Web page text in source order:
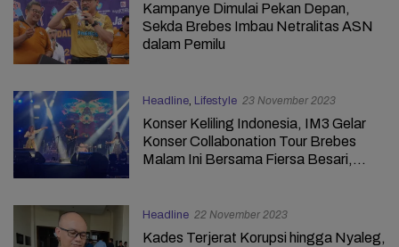
Kampanye Dimulai Pekan Depan,
Sekda Brebes Imbau Netralitas ASN
dalam Pemilu
Headline, Lifestyle 23 November 2023
Konser Keliling Indonesia, IM3 Gelar
Konser Collabonation Tour Brebes
Malam Ini Bersama Fiersa Besari,
Headline 22 November 2023
Kades Terjerat Korupsi hingga Nyaleg,